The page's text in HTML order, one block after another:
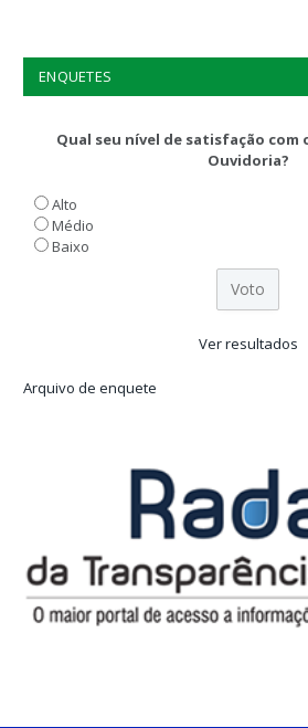
ENQUETES
Qual seu nível de satisfação com
Ouvidoria?
Alto
Médio
Baixo
Ver resultados
Arquivo de enquete